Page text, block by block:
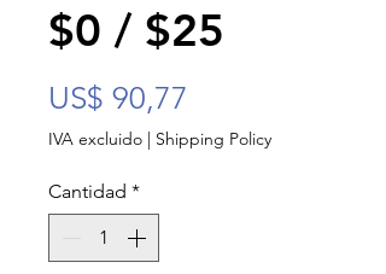
$0 / $25
US$ 90,77
IVA excluido | Shipping Policy
Cantidad *